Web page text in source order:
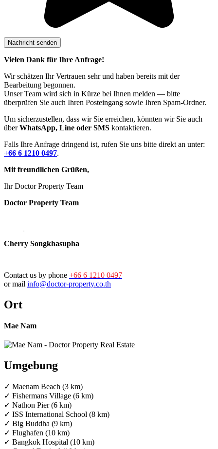
Vielen Dank für Ihre Anfrage!
Wir schätzen Ihr Vertrauen sehr und haben bereits mit der
Bearbeitung begonnen.
Unser Team wird sich in Kürze bei Ihnen melden — bitte
überprüfen Sie auch Ihren Posteingang sowie Ihren Spam-Ordner.
Um sicherzustellen, dass wir Sie erreichen, könnten wir Sie auch
überWhatsApp, Line oder SMS kontaktieren.
Falls Ihre Anfrage dringend ist, rufen Sie uns bitte direkt an unter:
+66 6 1210 0497.
Mit freundlichen Grüßen,
Ihr Doctor Property Team
Doctor Property Team
Cherry Songkhasupha
Contact us by phone +66 6 1210 0497
or mail info@doctor-property.co.th
Ort
Mae Nam
Umgebung
✓ Maenam Beach (3 km)
✓ Fishermans Village (6 km)
✓ Nathon Pier (6 km)
✓ ISS International School (8 km)
✓ Big Buddha (9 km)
✓ Flughafen (10 km)
✓ Bangkok Hospital (10 km)